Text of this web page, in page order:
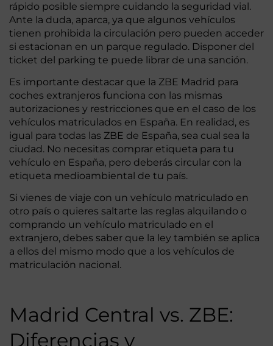
rápido posible siempre cuidando la seguridad vial.
Ante la duda, aparca, ya que algunos vehículos
tienen prohibida la circulación pero pueden acceder
si estacionan en un parque regulado. Disponer del
ticket del parking te puede librar de una sanción.
Es importante destacar que la ZBE Madrid para
coches extranjeros funciona con las mismas
autorizaciones y restricciones que en el caso de los
vehículos matriculados en España. En realidad, es
igual para todas las ZBE de España, sea cual sea la
ciudad. No necesitas comprar etiqueta para tu
vehículo en España, pero deberás circular con la
etiqueta medioambiental de tu país.
Si vienes de viaje con un vehículo matriculado en
otro país o quieres saltarte las reglas alquilando o
comprando un vehículo matriculado en el
extranjero, debes saber que la ley también se aplica
a ellos del mismo modo que a los vehículos de
matriculación nacional.
Madrid Central vs. ZBE:
Diferencias y